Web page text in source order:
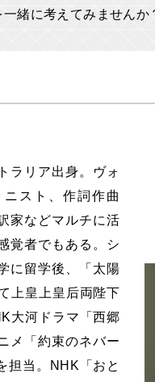
緒に考えてみませんか
ラリア出身。ヴォ
スト、作詞作曲
家などマルチに活
覚者でもある。シ
に留学後、「太陽
上皇上皇后両陛下
大河ドラマ「西郷
メ「約束のネバー
担当。NHK「おと